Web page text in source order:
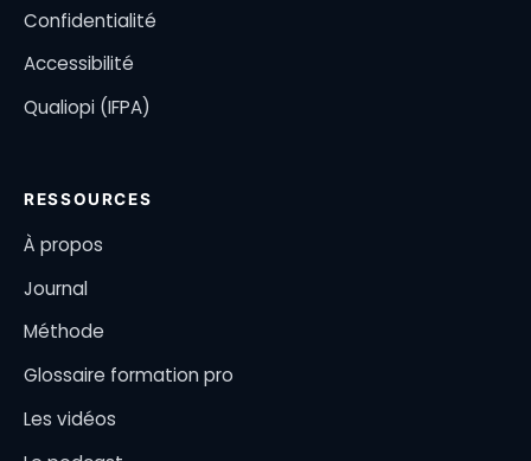
Confidentialité
Accessibilité
Qualiopi (IFPA)
RESSOURCES
À propos
Journal
Méthode
Glossaire formation pro
Les vidéos